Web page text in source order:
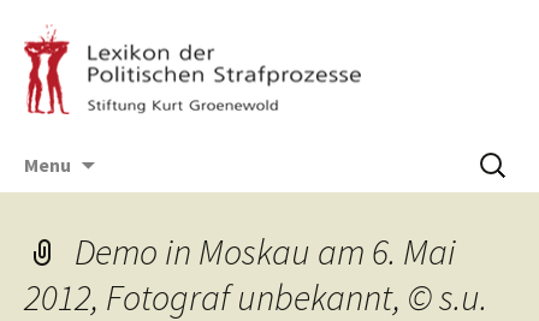
Menu
Suchen
nach:
Demo in Moskau am 6. Mai
2012, Fotograf unbekannt, © s.u.